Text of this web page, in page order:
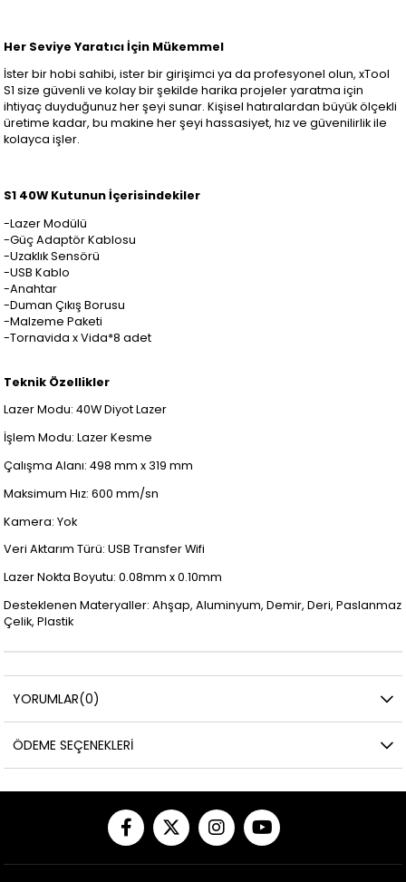
Her Seviye Yaratıcı İçin Mükemmel
İster bir hobi sahibi, ister bir girişimci ya da profesyonel olun, xTool
S1 size güvenli ve kolay bir şekilde harika projeler yaratma için
ihtiyaç duyduğunuz her şeyi sunar. Kişisel hatıralardan büyük ölçekli
üretime kadar, bu makine her şeyi hassasiyet, hız ve güvenilirlik ile
kolayca işler.
S1 40W Kutunun İçerisindekiler
-Lazer Modülü
-Güç Adaptör Kablosu
-Uzaklık Sensörü
-USB Kablo
-Anahtar
-Duman Çıkış Borusu
-Malzeme Paketi
-Tornavida x Vida*8 adet
Teknik Özellikler
Lazer Modu: 40W Diyot Lazer
İşlem Modu: Lazer Kesme
Çalışma Alanı: 498 mm x 319 mm
Maksimum Hız: 600 mm/sn
Kamera: Yok
Veri Aktarım Türü: USB Transfer Wifi
Lazer Nokta Boyutu: 0.08mm x 0.10mm
Desteklenen Materyaller: Ahşap, Aluminyum, Demir, Deri, Paslanmaz
Çelik, Plastik
YORUMLAR(0)
ÖDEME SEÇENEKLERI